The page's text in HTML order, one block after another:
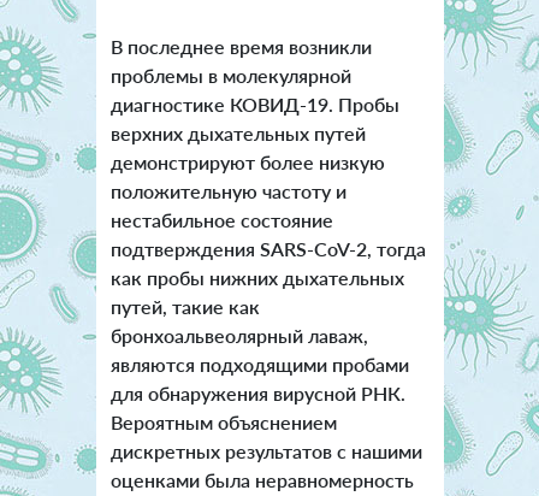
В последнее время возникли
проблемы в молекулярной
диагностике КОВИД-19. Пробы
верхних дыхательных путей
демонстрируют более низкую
положительную частоту и
нестабильное состояние
подтверждения SARS-CoV-2, тогда
как пробы нижних дыхательных
путей, такие как
бронхоальвеолярный лаваж,
являются подходящими пробами
для обнаружения вирусной РНК.
Вероятным объяснением
дискретных результатов с нашими
оценками была неравномерность